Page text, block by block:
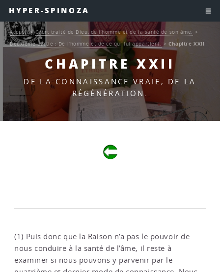
HYPER-SPINOZA
CHAPITRE XXII
DE LA CONNAISSANCE VRAIE, DE LA
RÉGÉNÉRATION.
Accueil>Court traité de Dieu, de l’homme et de la santé de son âme.
>
Deuxième partie : De l’homme et de ce qui lui appartient. >Chapitre XXII
(1) Puis donc que la Raison n’a pas le pouvoir de
nous conduire à la santé de l’âme, il reste à
examiner si nous pouvons y parvenir par le